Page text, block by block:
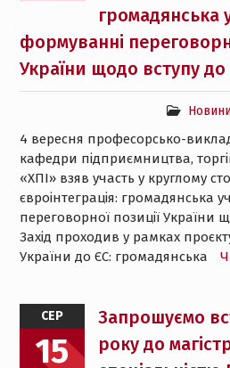
громадянська
формуванні
України щодо вступу до
4 вересня професорсько-
кафедри підприємництва,
«ХПІ» взяв участь у круглому
євроінтеграція: громадянська
переговорної позиції України
Захід проходив у рамках
України до ЄС: громадянська
СЕР
15
Запрошуємо
року до